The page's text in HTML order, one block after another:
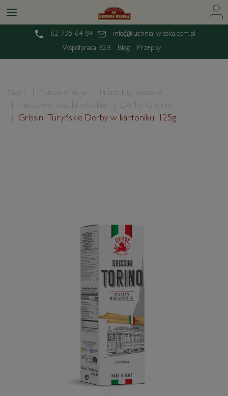
62 735 64 84
info@kuchnia-wloska.com.pl
Współpraca B2B
Blog Przepisy
Start Nasza oferta
Produkty włoskie
Pieczywo, snacki włoskie
Derby Grissini
Grissini Turyńskie Derby w kartoniku, 125g